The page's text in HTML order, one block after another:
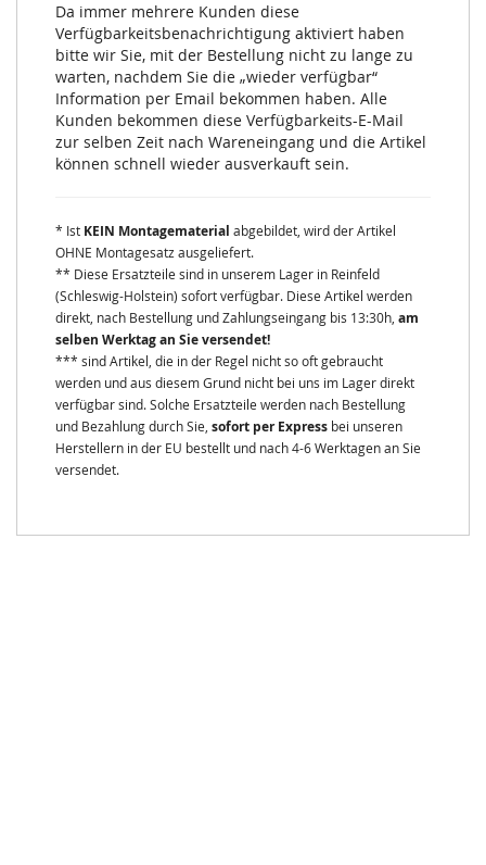
Da immer mehrere Kunden diese
Verfügbarkeitsbenachrichtigung aktiviert haben
bitte wir Sie, mit der Bestellung nicht zu lange zu
warten, nachdem Sie die „wieder verfügbar“
Information per Email bekommen haben. Alle
Kunden bekommen diese Verfügbarkeits-E-Mail
zur selben Zeit nach Wareneingang und die Artikel
können schnell wieder ausverkauft sein.
* Ist KEIN Montagematerial abgebildet, wird der Artikel
OHNE Montagesatz ausgeliefert.
** Diese Ersatzteile sind in unserem Lager in Reinfeld
(Schleswig-Holstein) sofort verfügbar. Diese Artikel werden
direkt, nach Bestellung und Zahlungseingang bis 13:30h, am
selben Werktag an Sie versendet!
*** sind Artikel, die in der Regel nicht so oft gebraucht
werden und aus diesem Grund nicht bei uns im Lager direkt
verfügbar sind. Solche Ersatzteile werden nach Bestellung
und Bezahlung durch Sie, sofort per Express bei unseren
Herstellern in der EU bestellt und nach 4-6 Werktagen an Sie
versendet.